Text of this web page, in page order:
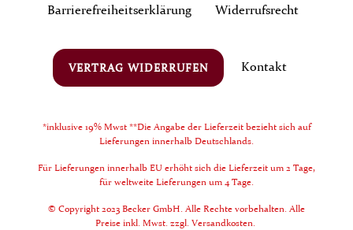
Barrierefreiheitserklärung Widerrufs­recht
VERTRAG WIDERRUFEN Kontakt
*inklusive 19% Mwst **Die Angabe der Lieferzeit bezieht sich auf
Lieferungen innerhalb Deutschlands.
Für Lieferungen innerhalb EU erhöht sich die Lieferzeit um 2 Tage,
für weltweite Lieferungen um 4 Tage.
© Copyright 2023 Becker GmbH. Alle Rechte vorbehalten. Alle
Preise inkl. Mwst. zzgl. Versandkosten.